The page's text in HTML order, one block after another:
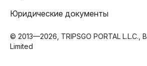
Юридические документы
© 2013—2026, TRIPSGO PORTAL L.L.C.,
Limited